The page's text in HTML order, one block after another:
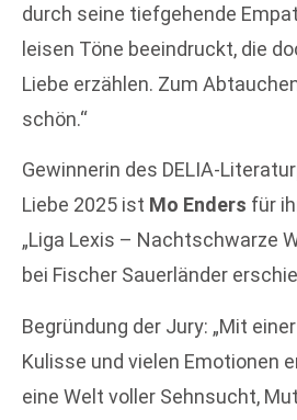
durch seine tiefgehende
leisen Töne beeindruckt, die
Liebe erzählen. Zum
schön.“
Gewinnerin des DELIA-
Liebe 2025 ist Mo Enders für
„Liga Lexis – Nachtschwarze
bei Fischer Sauerländer
Begründung der Jury: „Mit
Kulisse und vielen Emotionen
eine Welt voller Sehnsucht,